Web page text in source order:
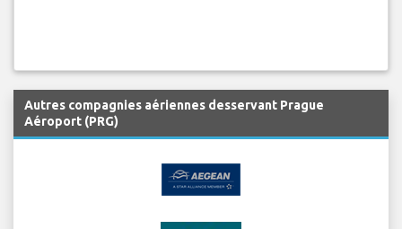
Autres compagnies aériennes desservant Prague
Aéroport (PRG)